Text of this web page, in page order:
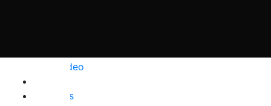
Video
Courses